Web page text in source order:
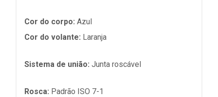
Cor do corpo: Azul
Cor do volante: Laranja
Sistema de união: Junta roscável
Rosca: Padrão ISO 7-1